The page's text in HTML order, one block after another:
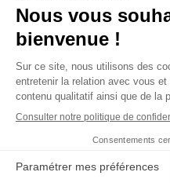
greffons prévu. Vérifiez
consultable publiquement.
proposition de greffe.
Six situations
Les attentes de densité